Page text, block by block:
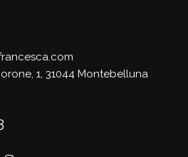
1, 31044 Montebelluna